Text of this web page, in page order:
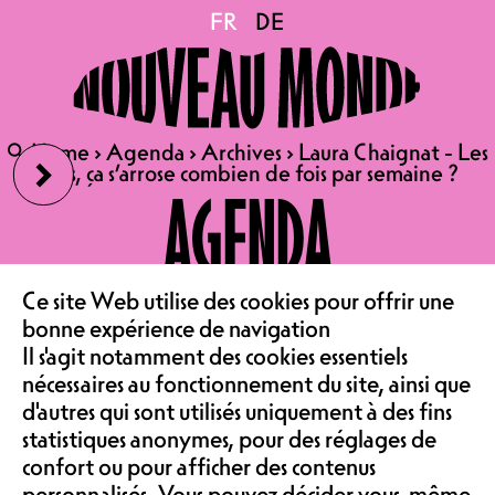
›
‹
FR DE
🔍Home ›Agenda ›Archives › Laura Chaignat - Les
amis, ça s’arrose combien de fois par semaine ?
AGENDA
LE CAFÉ
ASSOCIATION &
FR DE
🔍Home ›Agenda ›Archives › Laura Chaignat - Les
amis, ça s’arrose combien de fois par semaine ?
Laura Chaignat - Les amis,
ça s’arrose combien de
fois par semaine ?
LAURA CHAIGNAT - LES
AMIS, ÇA S’ARROSE
COMBIEN DE FOIS PAR
SEMAINE ?
HUMOUR | SALLE DE
Ce site Web utilise des cookies pour offrir une
bonne expérience de navigation
Il s'agit notamment des cookies essentiels
nécessaires au fonctionnement du site, ainsi que
d'autres qui sont utilisés uniquement à des fins
statistiques anonymes, pour des réglages de
confort ou pour afficher des contenus